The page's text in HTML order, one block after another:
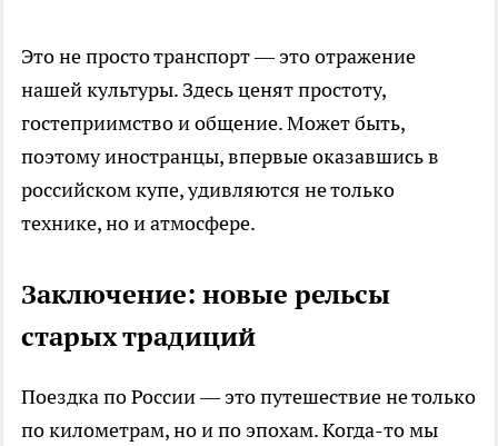
Это не просто транспорт — это отражение
нашей культуры. Здесь ценят простоту,
гостеприимство и общение. Может быть,
поэтому иностранцы, впервые оказавшись в
российском купе, удивляются не только
технике, но и атмосфере.
Заключение: новые рельсы
старых традиций
Поездка по России — это путешествие не только
по километрам, но и по эпохам. Когда-то мы